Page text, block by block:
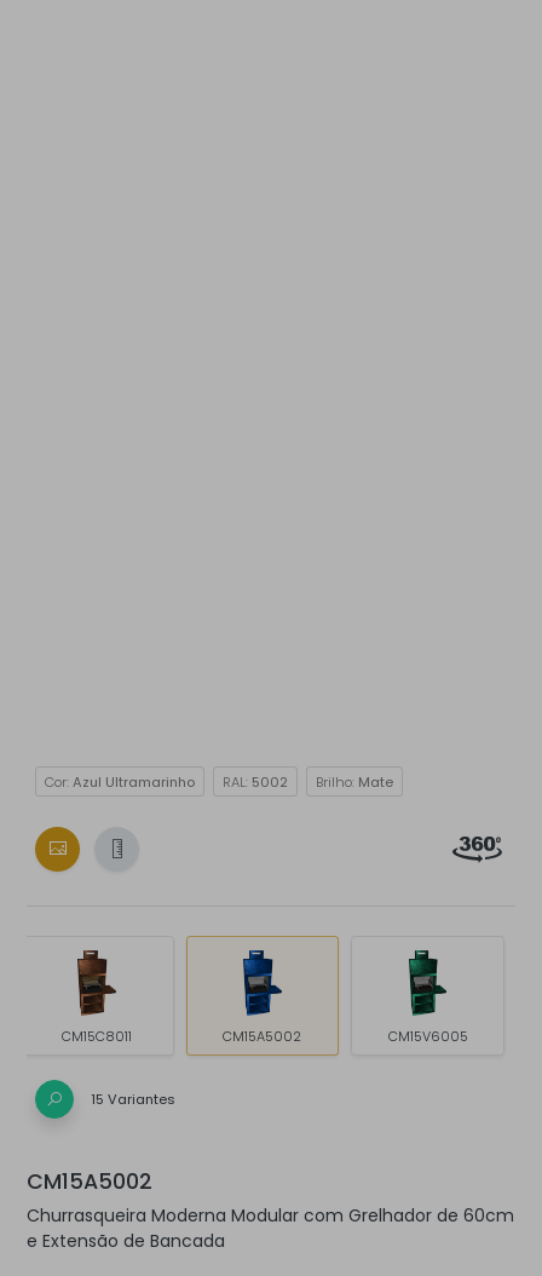
Cor:Azul Ultramarinho RAL: 5002 Brilho: Mate
CM15C8011 CM15A5002 CM15V6005
15 Variantes
CM15A5002
Churrasqueira Moderna Modular com Grelhador de 60cm
e Extensão de Bancada